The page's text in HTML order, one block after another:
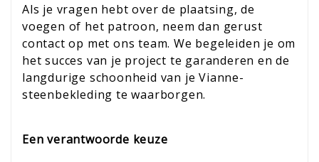
Als je vragen hebt over de plaatsing, de
voegen of het patroon, neem dan gerust
contact op met ons team. We begeleiden je om
het succes van je project te garanderen en de
langdurige schoonheid van je Vianne-
steenbekleding te waarborgen.
Een verantwoorde keuze